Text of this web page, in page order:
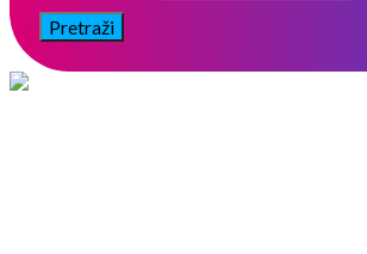
Pretraži